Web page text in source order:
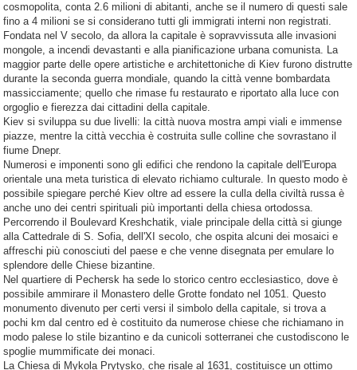
cosmopolita, conta 2.6 milioni di abitanti, anche se il numero di questi sale
fino a 4 milioni se si considerano tutti gli immigrati interni non registrati.
Fondata nel V secolo, da allora la capitale è sopravvissuta alle invasioni
mongole, a incendi devastanti e alla pianificazione urbana comunista. La
maggior parte delle opere artistiche e architettoniche di Kiev furono distrutte
durante la seconda guerra mondiale, quando la città venne bombardata
massicciamente; quello che rimase fu restaurato e riportato alla luce con
orgoglio e fierezza dai cittadini della capitale.
Kiev si sviluppa su due livelli: la città nuova mostra ampi viali e immense
piazze, mentre la città vecchia è costruita sulle colline che sovrastano il
fiume Dnepr.
Numerosi e imponenti sono gli edifici che rendono la capitale dell'Europa
orientale una meta turistica di elevato richiamo culturale. In questo modo è
possibile spiegare perché Kiev oltre ad essere la culla della civiltà russa è
anche uno dei centri spirituali più importanti della chiesa ortodossa.
Percorrendo il Boulevard Kreshchatik, viale principale della città si giunge
alla Cattedrale di S. Sofia, dell'XI secolo, che ospita alcuni dei mosaici e
affreschi più conosciuti del paese e che venne disegnata per emulare lo
splendore delle Chiese bizantine.
Nel quartiere di Pechersk ha sede lo storico centro ecclesiastico, dove è
possibile ammirare il Monastero delle Grotte fondato nel 1051. Questo
monumento divenuto per certi versi il simbolo della capitale, si trova a
pochi km dal centro ed è costituito da numerose chiese che richiamano in
modo palese lo stile bizantino e da cunicoli sotterranei che custodiscono le
spoglie mummificate dei monaci.
La Chiesa di Mykola Prytysko, che risale al 1631, costituisce un ottimo